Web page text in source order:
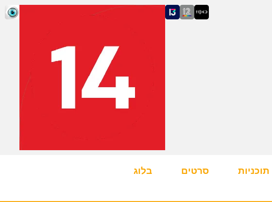
תוכניות סרטים בלוג